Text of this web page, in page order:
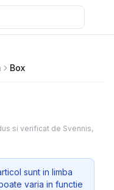
Box
si verificat de Svennis,
sunt in limba
varia in functie